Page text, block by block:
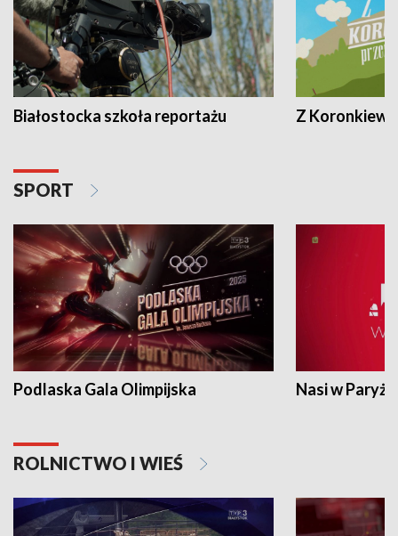
Białostocka szkoła reportażu Z
SPORT
Podlaska Gala Olimpijska Nasi w Paryżu
ROLNICTWO I WIEŚ